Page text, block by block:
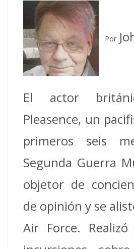
Por
El actor
Pleasence, un
primeros seis
Segunda Guerra
objetor de
de opinión y se
Air Force.